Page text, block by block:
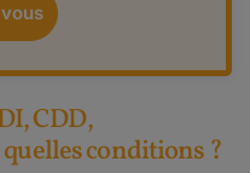
CDD,
conditions ?